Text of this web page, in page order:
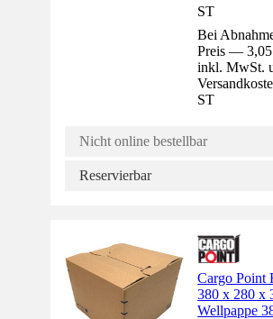
ST
Bei
Preis —
inkl. MwSt.
ST
Nicht online bestellbar
Reservierbar
Cargo Point
380 x 280 x
Wellpappe